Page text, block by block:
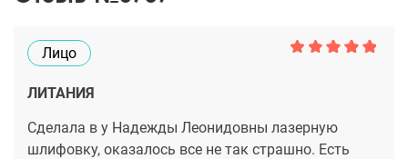
Лицо
ЛИТАНИЯ
Сделала в у Надежды Леонидовны лазерную
шлифовку, оказалось все не так страшно. Есть